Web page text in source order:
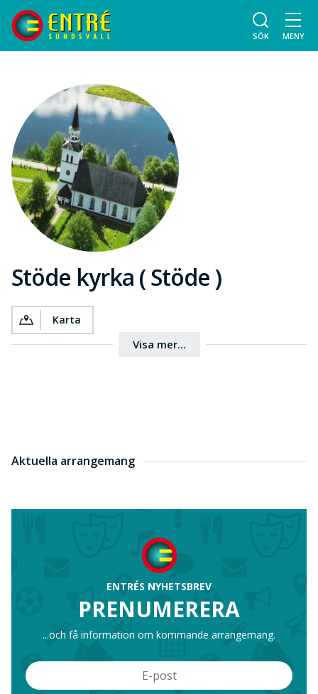
SÖK MENY
Stöde kyrka ( Stöde )
Karta
Visa mer...
Aktuella arrangemang
ENTRÉS NYHETSBREV
PRENUMERERA
...och få information om kommande arrangemang.